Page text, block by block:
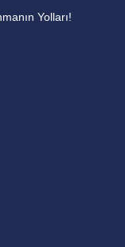
Yolları!